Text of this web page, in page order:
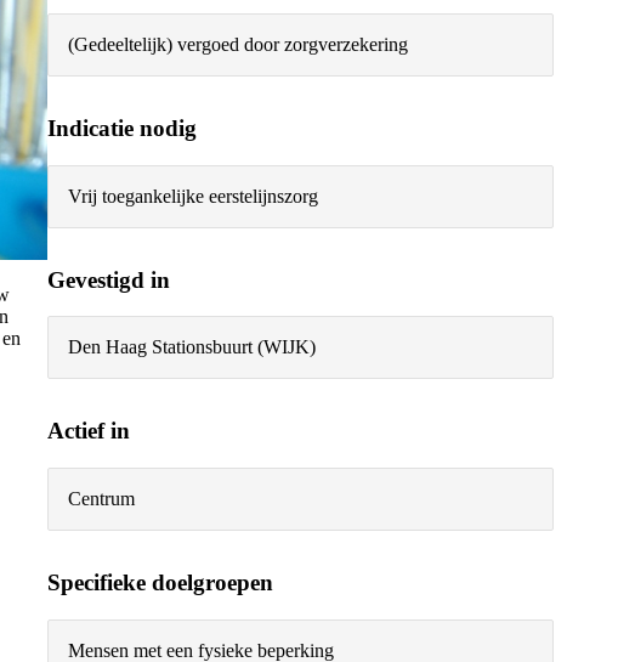
(Gedeeltelijk) vergoed door zorgverzekering
Indicatie nodig
Vrij toegankelijke eerstelijnszorg
Gevestigd in
Den Haag Stationsbuurt (WIJK)
Actief in
Centrum
Specifieke doelgroepen
Mensen met een fysieke beperking